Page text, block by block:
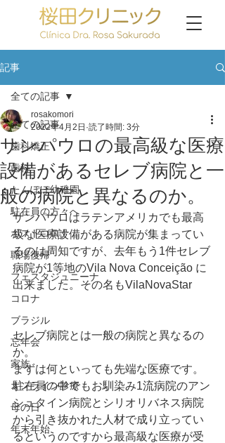
記事
全ての記事
歯科矯正
歯科
たんぽぽ幼稚園
駐在員の方々へ
ポストコロナ
職場復帰
フェスタジュニーナ
コロナ
ブラジル
忘年会
家族
オンライン診療
母の日
年末年始
全ての記事
サンパウロの最高級な医療
設備があるセレブ病院と一
般の病院と異なるのか。
rosakomori
2022年4月2日 読了時間: 3分
サンパウロはラテンアメリカでも最高
級な医療設備がある病院が集まってい
るのは周知ですが、去年もう1件セレブ
病院が1等地のVila Nova Conceição に
出来ました。その名もVilaNovaStar
セレブ病院とは一般の病院と異なるの
か。
まずは何といっても先端な医療です。
駐在員の中でもお馴染み1流病院のアン
シュタイン病院とシリオリバネス病院
から引き抜かれた人材で成り立ってい
るというのですから最高級な医療が受